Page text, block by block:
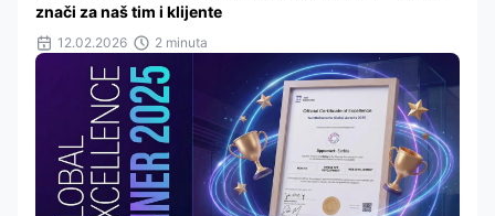
znači za naš tim i klijente
12.02.2026 2 minuta